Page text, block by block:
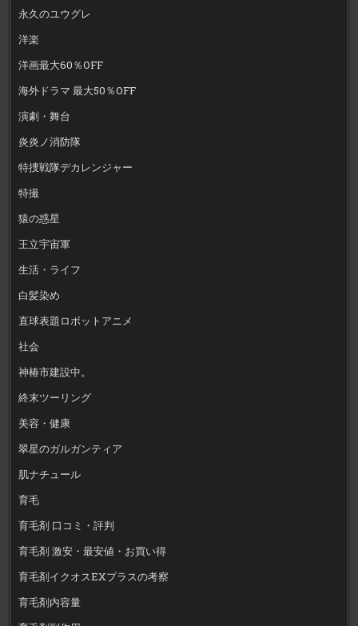
永久のユウグレ
洋楽
洋画最大60％OFF
海外ドラマ 最大50％OFF
演劇・舞台
炎炎ノ消防隊
特捜戦隊デカレンジャー
特撮
猿の惑星
王立宇宙軍
生活・ライフ
白髪染め
直球表題ロボットアニメ
社会
神椿市建設中。
終末ツーリング
美容・健康
翠星のガルガンティア
肌ナチュール
育毛
育毛剤 口コミ・評判
育毛剤 激安・最安値・お買い得
育毛剤イクオスEXプラスの考察
育毛剤内容量